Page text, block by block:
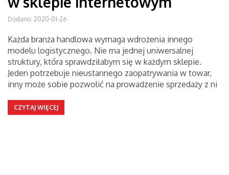
Dodano: 2020-01-26
Każda branża handlowa wymaga wdrożenia innego
modelu logistycznego. Nie ma jednej uniwersalnej
struktury, która sprawdziłabym się w każdym sklepie.
Jeden potrzebuje nieustannego zaopatrywania w towar,
inny może sobie pozwolić na prowadzenie sprzedaży z ni
CZYTAJ WIĘCEJ